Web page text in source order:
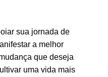
sua jornada de
a melhor
que deseja
uma vida mais